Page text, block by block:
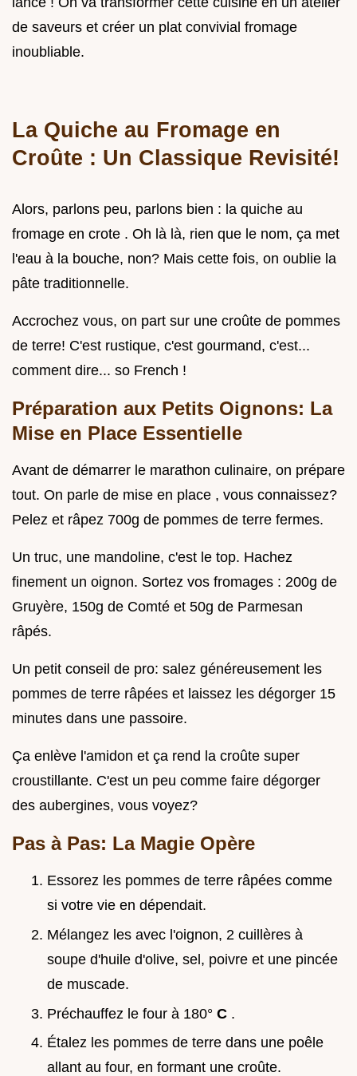
de saveurs et créer un plat convivial fromage
inoubliable.
La Quiche au Fromage en
Croûte : Un Classique Revisité!
Alors, parlons peu, parlons bien : la quiche au
fromage en crote . Oh là là, rien que le nom, ça met
l'eau à la bouche, non? Mais cette fois, on oublie la
pâte traditionnelle.
Accrochez vous, on part sur une croûte de pommes
de terre! C'est rustique, c'est gourmand, c'est...
comment dire... so French !
Préparation aux Petits Oignons: La
Mise en Place Essentielle
Avant de démarrer le marathon culinaire, on prépare
tout. On parle de mise en place , vous connaissez?
Pelez et râpez 700g de pommes de terre fermes.
Un truc, une mandoline, c'est le top. Hachez
finement un oignon. Sortez vos fromages : 200g de
Gruyère, 150g de Comté et 50g de Parmesan
râpés.
Un petit conseil de pro: salez généreusement les
pommes de terre râpées et laissez les dégorger 15
minutes dans une passoire.
Ça enlève l'amidon et ça rend la croûte super
croustillante. C'est un peu comme faire dégorger
des aubergines, vous voyez?
Pas à Pas: La Magie Opère
Essorez les pommes de terre râpées comme
si votre vie en dépendait.
Mélangez les avec l'oignon, 2 cuillères à
soupe d'huile d'olive, sel, poivre et une pincée
de muscade.
Préchauffez le four à 180° C .
Étalez les pommes de terre dans une poêle
allant au four, en formant une croûte.